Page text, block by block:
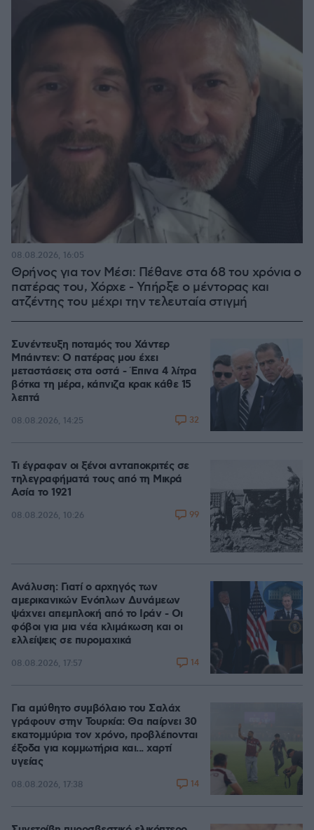
Θρήνος για τον Μέσι: Πέθανε στα 68 του χρόνια ο
πατέρας του, Χόρχε - Υπήρξε ο μέντορας και
ατζέντης του μέχρι την τελευταία στιγμή
08.08.2026, 16:05
Συνέντευξη ποταμός του Χάντερ
Μπάιντεν: Ο πατέρας μου έχει
μεταστάσεις στα οστά - Έπινα 4 λίτρα
βότκα τη μέρα, κάπνιζα κρακ κάθε 15
λεπτά
08.08.2026, 14:25 32
Τι έγραφαν οι ξένοι ανταποκριτές σε
τηλεγραφήματά τους από τη Μικρά
Ασία το 1921
08.08.2026, 10:26 99
Ανάλυση: Γιατί ο αρχηγός των
αμερικανικών Ενόπλων Δυνάμεων
ψάχνει απεμπλοκή από το Ιράν - Οι
φόβοι για μια νέα κλιμάκωση και οι
ελλείψεις σε πυρομαχικά
08.08.2026, 17:57 14
Για αμύθητο συμβόλαιο του Σαλάχ
γράφουν στην Τουρκία: Θα παίρνει 30
εκατομμύρια τον χρόνο, προβλέπονται
έξοδα για κομμωτήρια και... χαρτί
υγείας
08.08.2026, 17:38 14